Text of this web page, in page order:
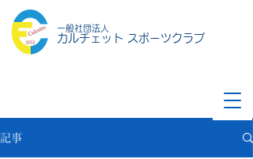
一般社団法人
カルチェット スポーツクラブ
記事